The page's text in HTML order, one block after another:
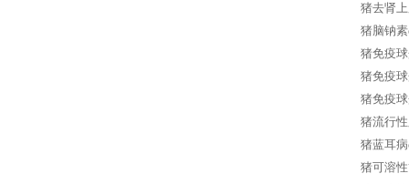
猪去肾
猪脑钠
猪免疫
猪免疫
猪免疫
猪流行
猪蓝耳
猪可溶